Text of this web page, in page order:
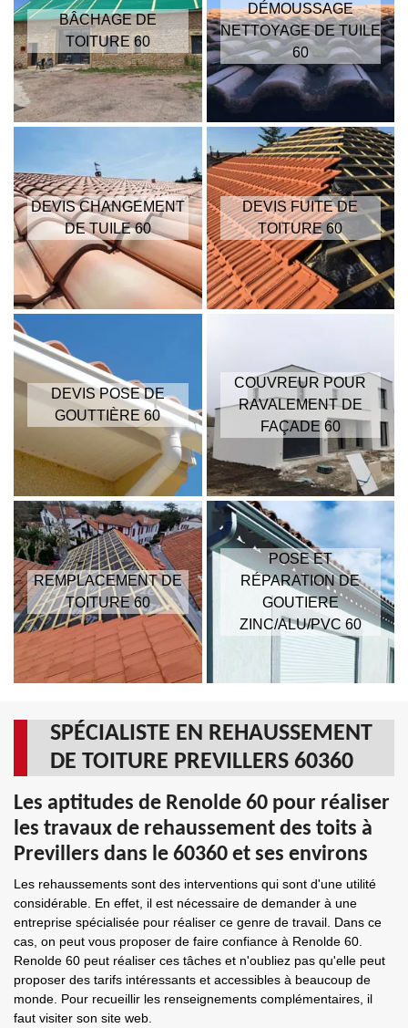
BÂCHAGE DE
TOITURE 60
DÉMOUSSAGE
NETTOYAGE DE TUILE
60
DEVIS CHANGEMENT
DE TUILE 60
DEVIS FUITE DE
TOITURE 60
DEVIS POSE DE
GOUTTIÈRE 60
COUVREUR POUR
RAVALEMENT DE
FAÇADE 60
REMPLACEMENT DE
TOITURE 60
POSE ET
RÉPARATION DE
GOUTIERE
ZINC/ALU/PVC 60
SPÉCIALISTE EN REHAUSSEMENT
DE TOITURE PREVILLERS 60360
Les aptitudes de Renolde 60 pour réaliser
les travaux de rehaussement des toits à
Previllers dans le 60360 et ses environs
Les rehaussements sont des interventions qui sont d'une utilité
considérable. En effet, il est nécessaire de demander à une
entreprise spécialisée pour réaliser ce genre de travail. Dans ce
cas, on peut vous proposer de faire confiance à Renolde 60.
Renolde 60 peut réaliser ces tâches et n'oubliez pas qu'elle peut
proposer des tarifs intéressants et accessibles à beaucoup de
monde. Pour recueillir les renseignements complémentaires, il
faut visiter son site web.